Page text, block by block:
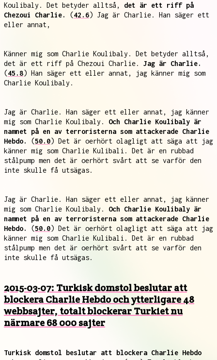
Koulibaly. Det betyder alltså, det är ett riff på
Chezoui Charlie.
(42.6) Jag är Charlie. Han säger ett
eller annat,
Känner mig som Charlie Koulibaly. Det betyder alltså,
det är ett riff på Chezoui Charlie. Jag är Charlie.
(45.8) Han säger ett eller annat, jag känner mig som
Charlie Koulibaly.
Jag är Charlie. Han säger ett eller annat, jag känner
mig som Charlie Koulibaly. Och Charlie Koulibaly är
namnet på en av terroristerna som attackerade Charlie
Hebdo.
(50.0) Det är oerhört olagligt att säga att jag
känner mig som Charlie Kulibali. Det är en rubbad
stålpump men det är oerhört svårt att se varför den
inte skulle få utsägas.
Jag är Charlie. Han säger ett eller annat, jag känner
mig som Charlie Koulibaly. Och Charlie Koulibaly är
namnet på en av terroristerna som attackerade Charlie
Hebdo.
(50.0) Det är oerhört olagligt att säga att jag
känner mig som Charlie Kulibali. Det är en rubbad
stålpump men det är oerhört svårt att se varför den
inte skulle få utsägas.
2015-03-07: Turkisk domstol beslutar att
blockera Charlie Hebdo och ytterligare 48
webbsajter, totalt blockerar Turkiet nu
närmare 68 000 sajter
Turkisk domstol beslutar att blockera Charlie Hebdo